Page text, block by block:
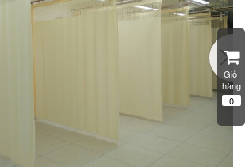
Giỏ
hàng
0